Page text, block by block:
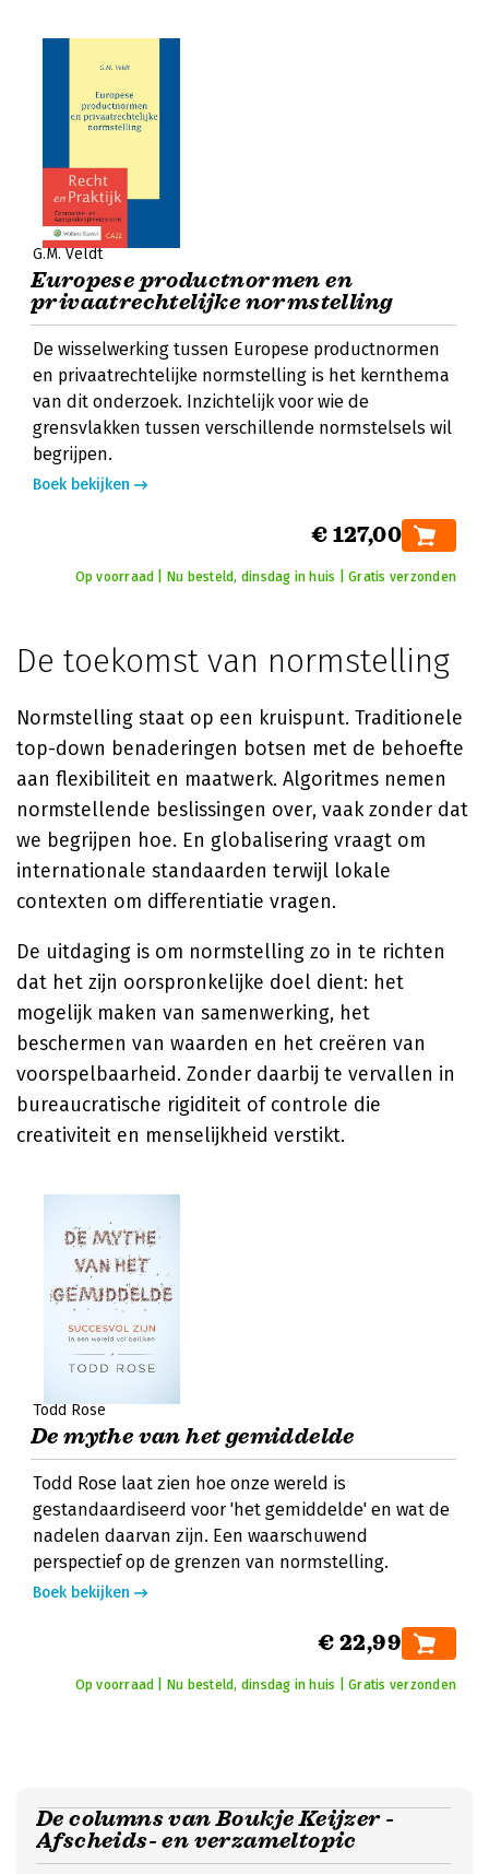
G.M. Veldt
Europese productnormen en
privaatrechtelijke normstelling
De wisselwerking tussen Europese productnormen
en privaatrechtelijke normstelling is het kernthema
van dit onderzoek. Inzichtelijk voor wie de
grensvlakken tussen verschillende normstelsels wil
begrijpen.
Boek bekijken
€ 127,00
Op voorraad | Nu besteld, dinsdag in huis | Gratis verzonden
De toekomst van normstelling
Normstelling staat op een kruispunt. Traditionele
top-down benaderingen botsen met de behoefte
aan flexibiliteit en maatwerk. Algoritmes nemen
normstellende beslissingen over, vaak zonder dat
we begrijpen hoe. En globalisering vraagt om
internationale standaarden terwijl lokale
contexten om differentiatie vragen.
De uitdaging is om normstelling zo in te richten
dat het zijn oorspronkelijke doel dient: het
mogelijk maken van samenwerking, het
beschermen van waarden en het creëren van
voorspelbaarheid. Zonder daarbij te vervallen in
bureaucratische rigiditeit of controle die
creativiteit en menselijkheid verstikt.
Todd Rose
De mythe van het gemiddelde
Todd Rose laat zien hoe onze wereld is
gestandaardiseerd voor 'het gemiddelde' en wat de
nadelen daarvan zijn. Een waarschuwend
perspectief op de grenzen van normstelling.
Boek bekijken
€ 22,99
Op voorraad | Nu besteld, dinsdag in huis | Gratis verzonden
De columns van Boukje Keijzer -
Afscheids- en verzameltopic